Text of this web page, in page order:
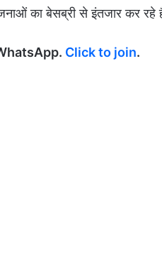
का बेसब्री से इंतजार कर रहे
Click to join.